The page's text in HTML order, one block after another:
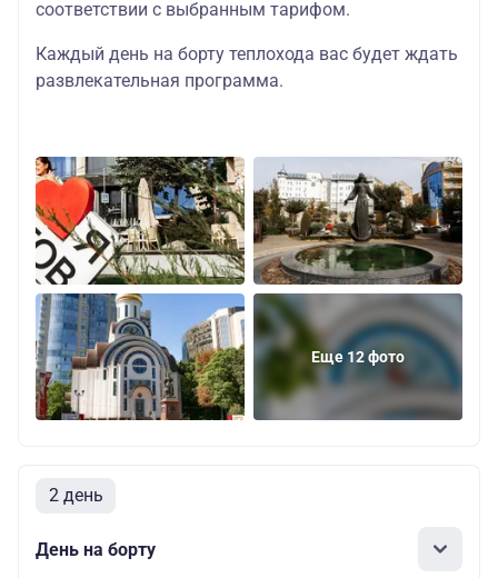
соответствии с выбранным тарифом.
Каждый день на борту теплохода вас будет ждать
развлекательная программа.
Еще 12 фото
2 день
День на борту